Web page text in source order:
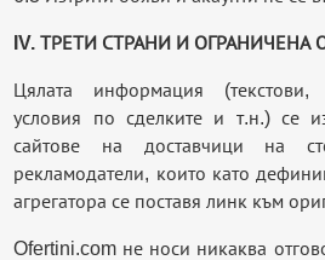
IV. ТРЕТИ СТРАНИ И ОГРАНИЧЕНА
Цялата информация (текстови,
условия по сделките и т.н.) се
сайтове на доставчици на
рекламодатели, които като
агрегатора се поставя линк към
Ofertini.com не носи никаква